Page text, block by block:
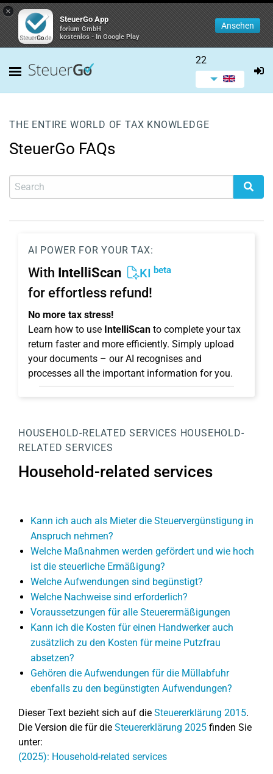
×
SteuerGo App
forium GmbH
kostenlos - In Google Play
Ansehen
22
THE ENTIRE WORLD OF TAX KNOWLEDGE
SteuerGo FAQs
AI POWER FOR YOUR TAX:
With IntelliScan KI beta
for effortless refund!
No more tax stress!
Learn how to use IntelliScan to complete your tax
return faster and more efficiently. Simply upload
your documents – our AI recognises and
processes all the important information for you.
HOUSEHOLD-RELATED SERVICES HOUSEHOLD-
RELATED SERVICES
Household-related services
Kann ich auch als Mieter die Steuervergünstigung in
Anspruch nehmen?
Welche Maßnahmen werden gefördert und wie hoch
ist die steuerliche Ermäßigung?
Welche Aufwendungen sind begünstigt?
Welche Nachweise sind erforderlich?
Voraussetzungen für alle Steuerermäßigungen
Kann ich die Kosten für einen Handwerker auch
zusätzlich zu den Kosten für meine Putzfrau
absetzen?
Gehören die Aufwendungen für die Müllabfuhr
ebenfalls zu den begünstigten Aufwendungen?
Dieser Text bezieht sich auf die Steuererklärung 2015.
Die Version die für die Steuererklärung 2025 finden Sie
unter:
(2025): Household-related services